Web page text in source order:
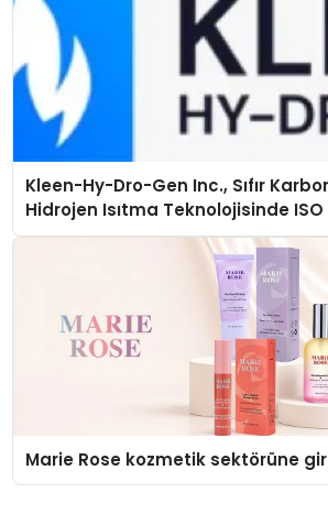
Kleen-Hy-Dro-Gen Inc., Sıfır
Hidrojen Isıtma Teknolojisinde ISO
Düzenleyici Onaylarını Aldı
Marie Rose kozmetik sektörüne